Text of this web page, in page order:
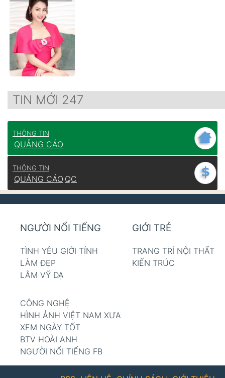
TIN MỚI 247
THÔNG TIN
QUẢNG CÁO
THÔNG TIN
QUẢNG CÁO QC
NGƯỜI NỔI TIẾNG
TÌNH YÊU GIỚI TÍNH
LÀM ĐẸP
LÂM VỸ DẠ
GIỚI TRẺ
TRANG TRÍ NỘI THẤT
KIẾN TRÚC
CÔNG NGHỆ
HÌNH ẢNH VIỆT NAM XƯA
XEM NGÀY TỐT
BTV HOÀI ANH
NGƯỜI NỔI TIẾNG FB